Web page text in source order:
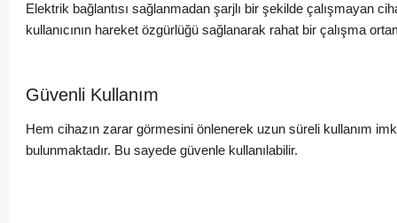
Elektrik bağlantısı sağlanmadan şarjlı bir şekilde çalışmayan
kullanıcının hareket özgürlüğü sağlanarak rahat bir çalışma
Güvenli Kullanım
Hem cihazın zarar görmesini önlenerek uzun süreli kullanım
bulunmaktadır. Bu sayede güvenle kullanılabilir.